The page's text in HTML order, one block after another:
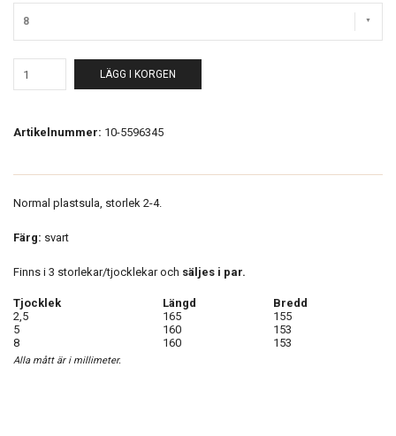
8
LÄGG I KORGEN
Artikelnummer: 10-5596345
Normal plastsula, storlek 2-4.
Färg: svart
Finns i 3 storlekar/tjocklekar och säljes i par.
Tjocklek Längd
Bredd
2,5
165
155
5
160
153
8
160 153
Alla mått är i millimeter.